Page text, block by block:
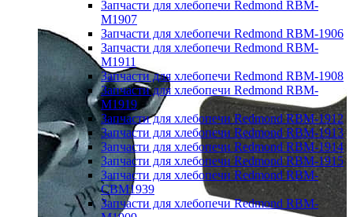
Запчасти для хлебопечи Redmond RBM-
M1907
Запчасти для хлебопечи Redmond RBM-1906
Запчасти для хлебопечи Redmond RBM-
M1911
Запчасти для хлебопечи Redmond RBM-1908
Запчасти для хлебопечи Redmond RBM-
M1919
Запчасти для хлебопечи Redmond RBM-1912
Запчасти для хлебопечи Redmond RBM-1913
Запчасти для хлебопечи Redmond RBM-1914
Запчасти для хлебопечи Redmond RBM-1915
Запчасти для хлебопечи Redmond RBM-
CBM1939
Запчасти для хлебопечи Redmond RBM-